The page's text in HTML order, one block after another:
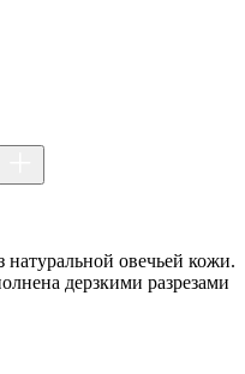
овечьей кожи.
дерзкими разрезами